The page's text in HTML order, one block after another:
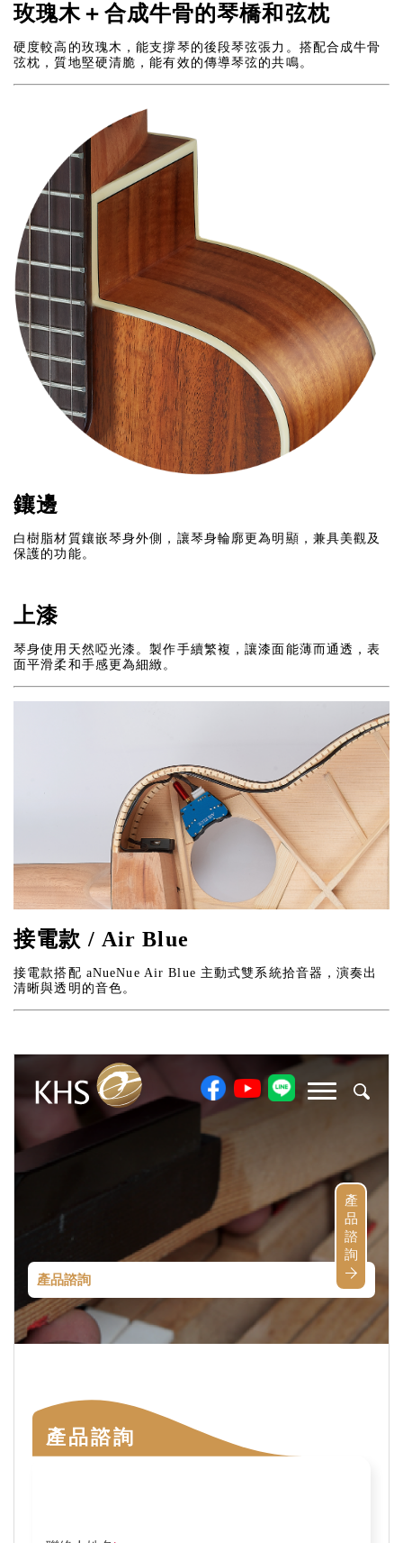
玫瑰木＋合成牛骨的琴橋和弦枕
硬度較高的玫瑰木，能支撐琴的後段琴弦張力。搭配合成牛骨
弦枕，質地堅硬清脆，能有效的傳導琴弦的共鳴。
鑲邊
白樹脂材質鑲嵌琴身外側，讓琴身輪廓更為明顯，兼具美觀及
保護的功能。
上漆
琴身使用天然啞光漆。製作手續繁複，讓漆面能薄而通透，表
面平滑柔和手感更為細緻。
接電款 / Air Blue
接電款搭配 aNueNue Air Blue 主動式雙系統拾音器，演奏出
清晰與透明的音色。